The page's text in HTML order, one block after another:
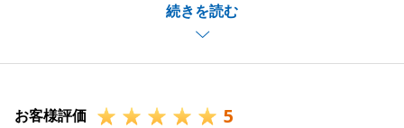
続きを読む
度のご利用、心より御礼申し上げます。
また周りに不動産でお困りの方がいらっしゃいました
ら、いつでもお気軽にお声がけくださいませ。
お客様評価 5